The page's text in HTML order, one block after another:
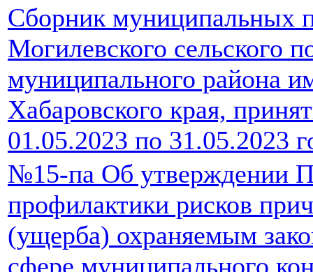
Сборник муниципальных
Могилевского сельского
муниципального района
Хабаровского края,
01.05.2023 по 31.05.2023
№15-па Об утверждении
профилактики рисков
(ущерба) охраняемым
сфере муниципального